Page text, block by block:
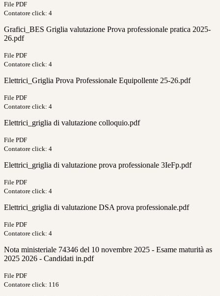
File PDF
Contatore click: 4
Grafici_BES Griglia valutazione Prova professionale pratica 2025-
26.pdf
File PDF
Contatore click: 4
Elettrici_Griglia Prova Professionale Equipollente 25-26.pdf
File PDF
Contatore click: 4
Elettrici_griglia di valutazione colloquio.pdf
File PDF
Contatore click: 4
Elettrici_griglia di valutazione prova professionale 3IeFp.pdf
File PDF
Contatore click: 4
Elettrici_griglia di valutazione DSA prova professionale.pdf
File PDF
Contatore click: 4
Nota ministeriale 74346 del 10 novembre 2025 - Esame maturità as
2025 2026 - Candidati in.pdf
File PDF
Contatore click: 116